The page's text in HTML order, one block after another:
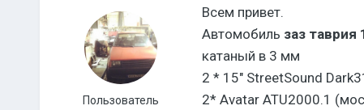
Пользователь
Всем привет.
Автомобиль заз таврия
катаный в 3 мм
2 * 15" StreetSound
2* Avatar ATU2000.1